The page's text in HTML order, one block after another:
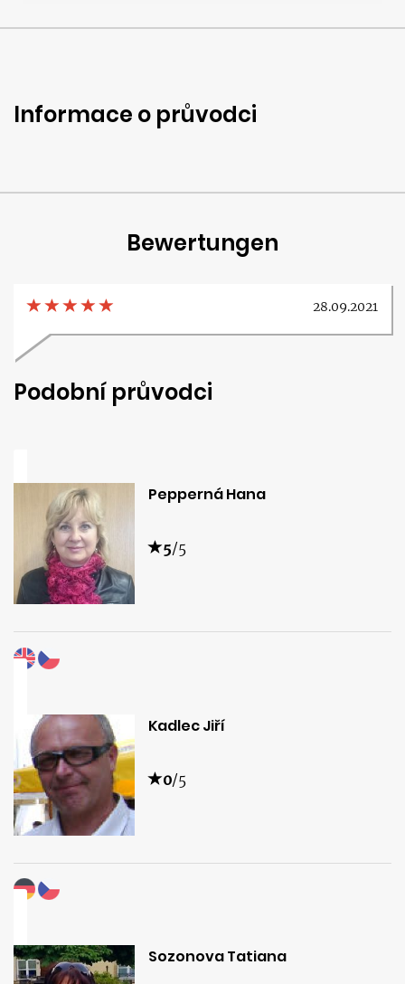
Informace o průvodci
Bewertungen
28.09.2021
Podobní průvodci
Pepperná Hana
5/5
Kadlec Jiří
0/5
Sozonova Tatiana